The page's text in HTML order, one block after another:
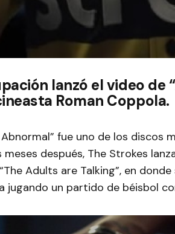
lanzó el video de
Roman Coppola.
Abnormal” fue uno de los discos
meses después, The Strokes
Adults are Talking”, en
jugando un partido de béisbol